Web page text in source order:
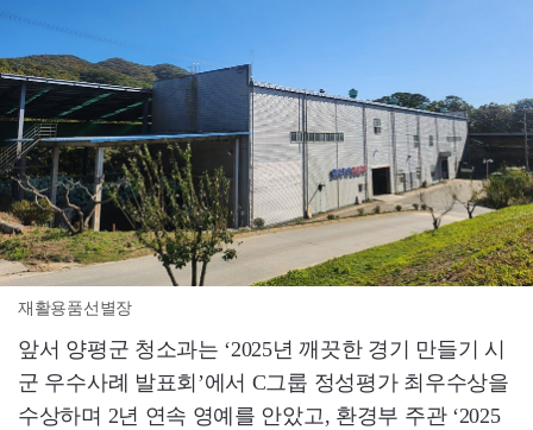
재활용품선별장
앞서 양평군 청소과는 ‘2025년 깨끗한 경기 만들기 시
군 우수사례 발표회’에서 C그룹 정성평가 최우수상을
수상하며 2년 연속 영예를 안았고, 환경부 주관 ‘2025